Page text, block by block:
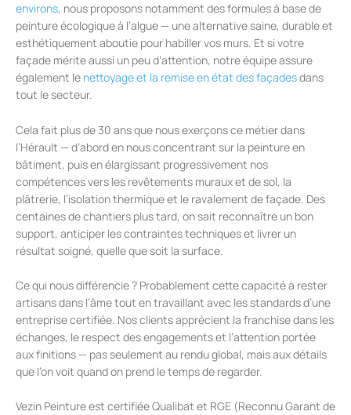
environs, nous proposons notamment des formules à base de
peinture écologique à l’algue — une alternative saine, durable et
esthétiquement aboutie pour habiller vos murs. Et si votre
façade mérite aussi un peu d’attention, notre équipe assure
également le nettoyage et la remise en état des façadesdans
tout le secteur.
Cela fait plus de 30 ans que nous exerçons ce métier dans
l’Hérault — d’abord en nous concentrant sur la peinture en
bâtiment, puis en élargissant progressivement nos
compétences vers les revêtements muraux et de sol, la
plâtrerie, l’isolation thermique et le ravalement de façade. Des
centaines de chantiers plus tard, on sait reconnaître un bon
support, anticiper les contraintes techniques et livrer un
résultat soigné, quelle que soit la surface.
Ce qui nous différencie ? Probablement cette capacité à rester
artisans dans l’âme tout en travaillant avec les standards d’une
entreprise certifiée. Nos clients apprécient la franchise dans les
échanges, le respect des engagements et l’attention portée
aux finitions — pas seulement au rendu global, mais aux détails
que l’on voit quand on prend le temps de regarder.
Vezin Peinture est certifiée Qualibat et RGE (Reconnu Garant de